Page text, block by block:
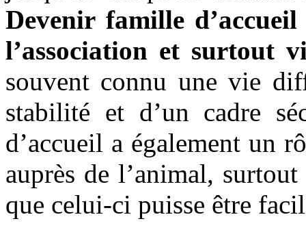
Devenir famille
l’association et surtout
souvent connu une vie
stabilité et d’un cadre
d’accueil a également un
auprès de l’animal,
que celui-ci puisse être